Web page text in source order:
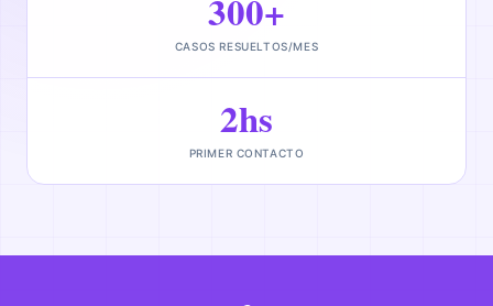
300+
CASOS RESUELTOS/MES
2hs
PRIMER CONTACTO